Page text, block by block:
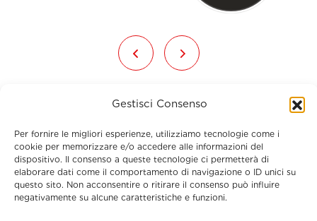
Gestisci Consenso
Per fornire le migliori esperienze, utilizziamo tecnologie come i
cookie per memorizzare e/o accedere alle informazioni del
dispositivo. Il consenso a queste tecnologie ci permetterà di
elaborare dati come il comportamento di navigazione o ID unici su
questo sito. Non acconsentire o ritirare il consenso può influire
negativamente su alcune caratteristiche e funzioni.
Menu